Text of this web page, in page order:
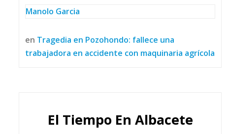
Manolo Garcia
en Tragedia en Pozohondo: fallece una
trabajadora en accidente con maquinaria agrícola
El Tiempo En Albacete